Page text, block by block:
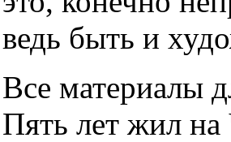
ведь быть и
Все материалы
Пять лет жил на